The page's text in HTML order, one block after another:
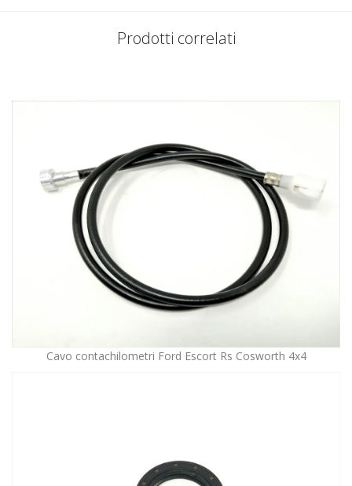
Prodotti correlati
Cavo contachilometri Ford Escort Rs Cosworth 4x4